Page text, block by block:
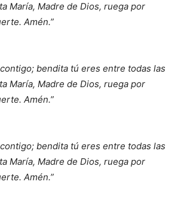
María, Madre de Dios, ruega por
Amén.”
bendita tú eres entre todas las
María, Madre de Dios, ruega por
Amén.”
bendita tú eres entre todas las
María, Madre de Dios, ruega por
Amén.”